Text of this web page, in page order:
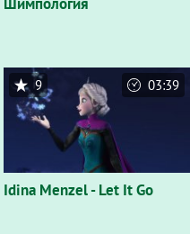
Idina Menzel - Let It Go
9 03:39